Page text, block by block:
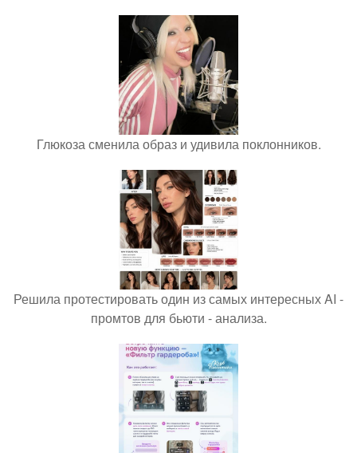
Глюкоза сменила образ и удивила поклонников.
Решила протестировать один из самых интересных AI -
промтов для бьюти - анализа.